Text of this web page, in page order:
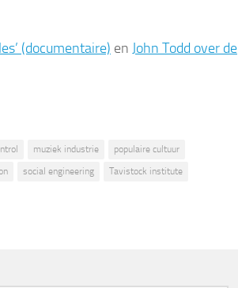
(documentaire) en John Todd over de
muziek industrie
populaire cultuur
social engineering Tavistock institute